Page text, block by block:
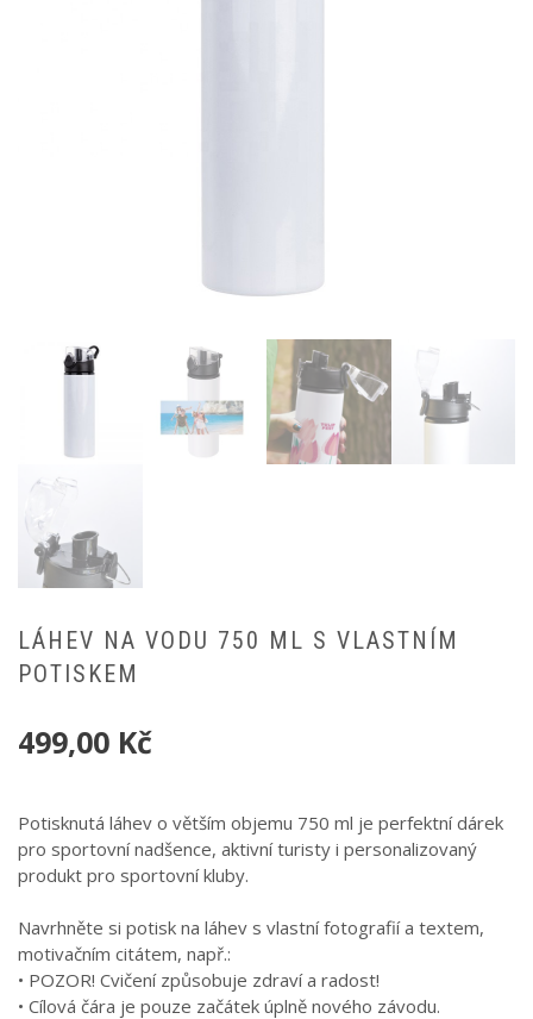
LÁHEV NA VODU 750 ML S VLASTNÍM
POTISKEM
499,00 Kč
Potisknutá láhev o větším objemu 750 ml je perfektní dárek
pro sportovní nadšence, aktivní turisty i personalizovaný
produkt pro sportovní kluby.
Navrhněte si potisk na láhev s vlastní fotografií a textem,
motivačním citátem, např.:
• POZOR! Cvičení způsobuje zdraví a radost!
• Cílová čára je pouze začátek úplně nového závodu.